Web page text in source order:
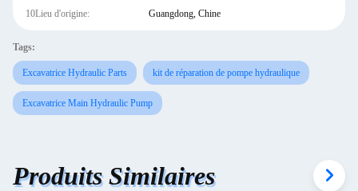
10Lieu d'origine: Guangdong, Chine
Tags:
Excavatrice Hydraulic Parts kit de réparation de pompe hydraulique
Excavatrice Main Hydraulic Pump
Produits Similaires